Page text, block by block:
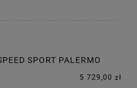
SPORT PALERMO
5 729,00 zł